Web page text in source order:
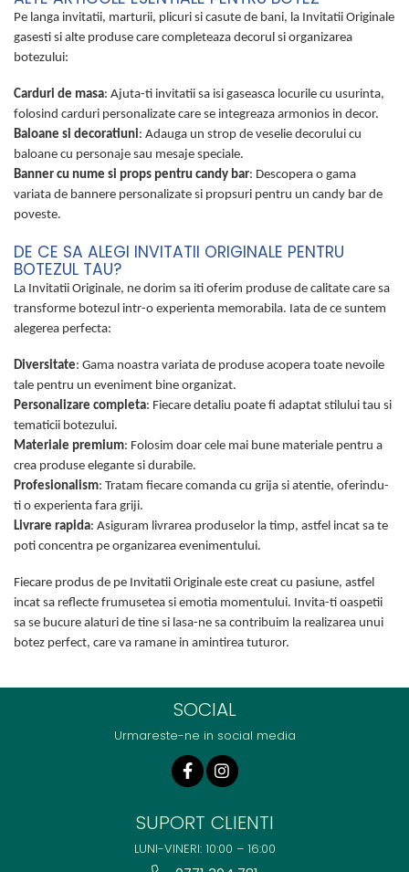
Pe langa invitatii, marturii, plicuri si casute de bani, la Invitatii Originale
gasesti si alte produse care completeaza decorul si organizarea
botezului:
Carduri de masa: Ajuta-ti invitatii sa isi gaseasca locurile cu usurinta,
folosind carduri personalizate care se integreaza armonios in decor.
Baloane si decoratiuni: Adauga un strop de veselie decorului cu
baloane cu personaje sau mesaje speciale.
Banner cu nume si props pentru candy bar: Descopera o gama
variata de bannere personalizate si propsuri pentru un candy bar de
poveste.
DE CE SA ALEGI INVITATII ORIGINALE PENTRU
BOTEZUL TAU?
La Invitatii Originale, ne dorim sa iti oferim produse de calitate care sa
transforme botezul intr-o experienta memorabila. Iata de ce suntem
alegerea perfecta:
Diversitate: Gama noastra variata de produse acopera toate nevoile
tale pentru un eveniment bine organizat.
Personalizare completa: Fiecare detaliu poate fi adaptat stilului tau si
tematicii botezului.
Materiale premium: Folosim doar cele mai bune materiale pentru a
crea produse elegante si durabile.
Profesionalism: Tratam fiecare comanda cu grija si atentie, oferindu-
ti o experienta fara griji.
Livrare rapida: Asiguram livrarea produselor la timp, astfel incat sa te
poti concentra pe organizarea evenimentului.
Fiecare produs de pe Invitatii Originale este creat cu pasiune, astfel
incat sa reflecte frumusetea si emotia momentului. Invita-ti oaspetii
sa se bucure alaturi de tine si lasa-ne sa contribuim la realizarea unui
botez perfect, care va ramane in amintirea tuturor.
SOCIAL
Urmareste-ne in social media
SUPORT CLIENTI
LUNI-VINERI: 10:00 – 16:00